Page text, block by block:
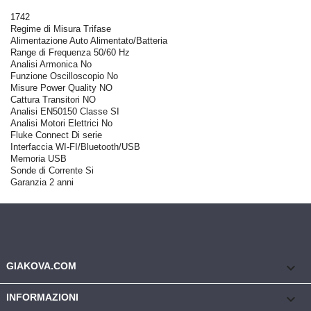
1742
Regime di Misura Trifase
Alimentazione Auto Alimentato/Batteria
Range di Frequenza 50/60 Hz
Analisi Armonica No
Funzione Oscilloscopio No
Misure Power Quality NO
Cattura Transitori NO
Analisi EN50150 Classe SI
Analisi Motori Elettrici No
Fluke Connect Di serie
Interfaccia WI-FI/Bluetooth/USB
Memoria USB
Sonde di Corrente Si
Garanzia 2 anni
GIAKOVA.COM keyboard_arrow_down
INFORMAZIONI 